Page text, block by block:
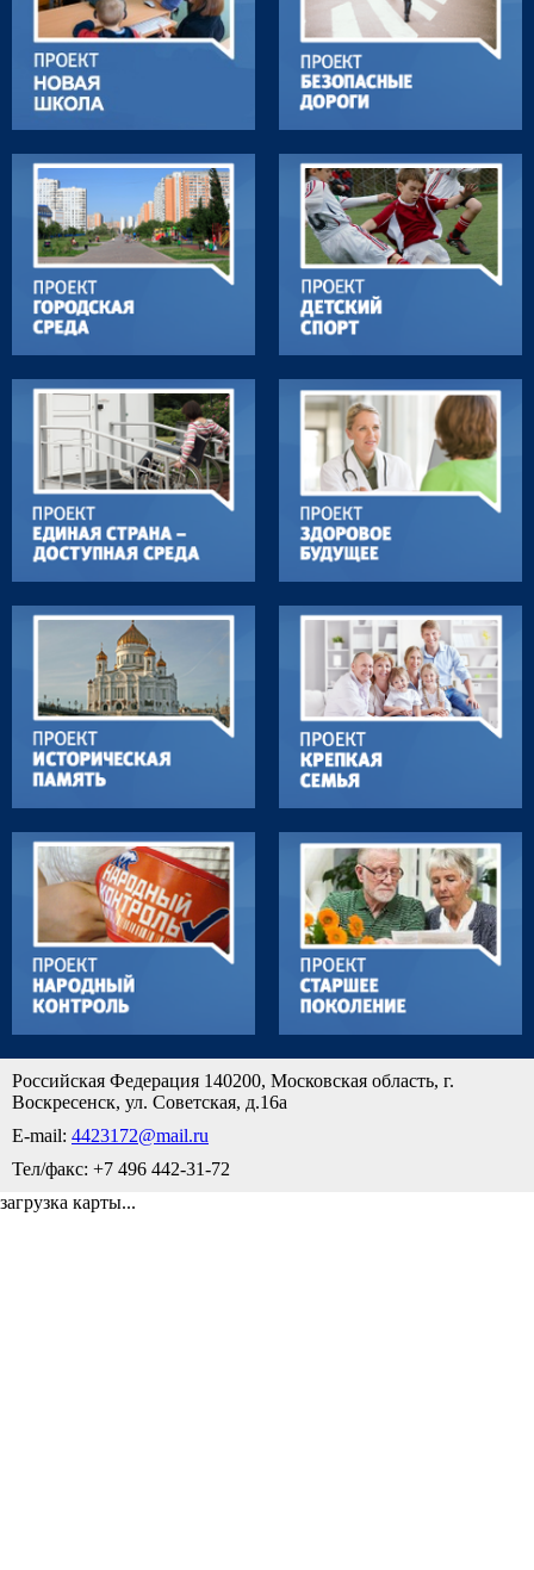
Российская Федерация 140200, Московская область, г.
Воскресенск, ул. Советская, д.16а
E-mail: 4423172@mail.ru
Тел/факс: +7 496 442-31-72
загрузка карты...